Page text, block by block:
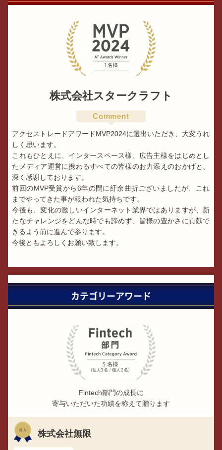
株式会社スタークラフト
Comment
アクセストレードアワードMVP2024に選出いただき、大変うれ
しく思います。
これもひとえに、インタースペース様、広告主様をはじめとし
たメディア運営に携わるすべての皆様のお力添えのおかげと、
深く感謝しております。
前回のMVP受賞から6年の間に紆余曲折ございましたが、これ
までやってきた事が報われた気持ちです。
今後も、変化の激しいインターネット業界ではありますが、新
たなチャレンジをどんな時でも諦めず、皆様の豊かさに貢献で
きるよう前に進んで参ります。
今後ともよろしくお願い致します。
カテゴリーアワード
Fintech部門の成長に
寄与いただいた功績を称えて贈ります
株式会社無限